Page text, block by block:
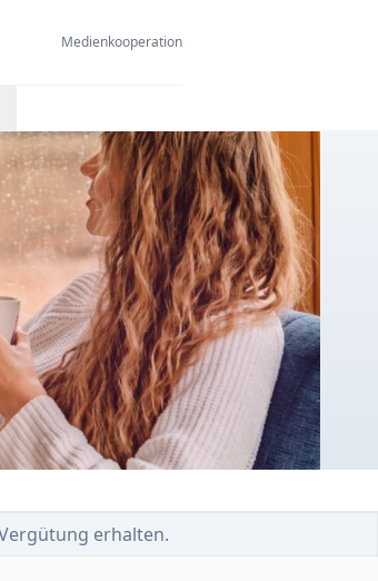
Medienkooperation
erhalten.